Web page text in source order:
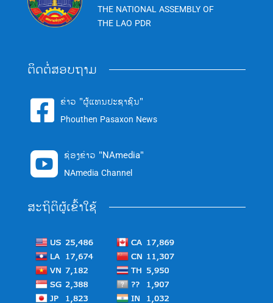
THE NATIONAL ASSEMBLY OF
THE LAO PDR
ຕິດຕໍ່ສອບຖາມ
 ຂ່າວ "ຜູ້ແທນປະຊາຊົນ"
Phouthen Pasaxon News
 ຊ່ອງຂ່າວ "NAmedia"
NAmedia Channel
ສະຖິຕິຜູ້ເຂົ້າໃຊ້